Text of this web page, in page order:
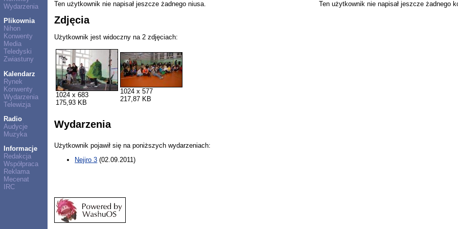
Wydarzenia
Plikownia
Nihon
Konwenty
Media
Teledyski
Zwiastuny
Kalendarz
Rynek
Konwenty
Wydarzenia
Telewizja
Radio
Audycje
Muzyka
Informacje
Redakcja
Współpraca
Reklama
Mecenat
IRC
Ten użytkownik nie napisał jeszcze żadnego niusa. Ten użytkownik nie napisał jeszcze żadnego
Zdjęcia
Użytkownik jest widoczny na 2 zdjęciach:
1024 x 683
175,93 KB
1024 x 577
217,87 KB
Wydarzenia
Użytkownik pojawił się na poniższych wydarzeniach:
Nejiro 3 (02.09.2011)